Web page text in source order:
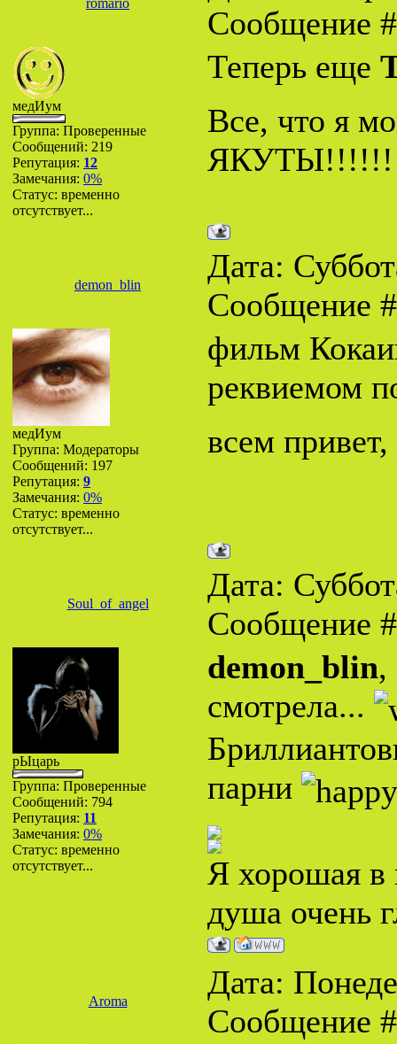
romario
Сообщение
медИум
Группа: Проверенные
Сообщений: 219
Репутация: 12
Замечания: 0%
Статус: временно
отсутствует...
Теперь еще
Все, что я
ЯКУТЫ!!!!!!
demon_blin
Дата:
Сообщение
медИум
Группа: Модераторы
Сообщений: 197
Репутация: 9
Замечания: 0%
Статус: временно
отсутствует...
фильм
реквиемом
всем
Soul_of_angel
Дата:
Сообщение
рЫцарь
Группа: Проверенные
Сообщений: 794
Репутация: 11
Замечания: 0%
Статус: временно
отсутствует...
demon_blin,
смотрела...
парни
Я хорошая в
душа очень
Aroma
Дата:
Сообщение